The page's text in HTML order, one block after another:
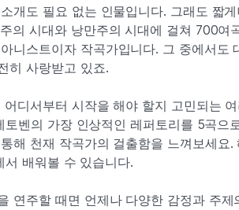
개도 필요 없는 인물입니다. 그래도 짧
의 시대와 낭만주의 시대에 걸쳐 700여
니스트이자 작곡가입니다. 그 중에서도
히 사랑받고 있죠.
어디서부터 시작을 해야 할지 고민되는
벤의 가장 인상적인 레퍼토리를 5곡으
해 천재 작곡가의 걸출함을 느껴보세요.
서 배워볼 수 있습니다.
연주할 때면 언제나 다양한 감정과 주